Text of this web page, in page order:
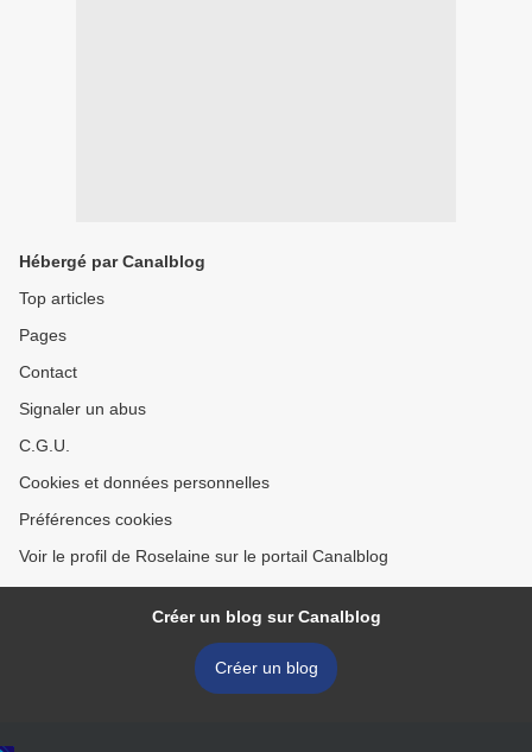
Hébergé par Canalblog
Top articles
Pages
Contact
Signaler un abus
C.G.U.
Cookies et données personnelles
Préférences cookies
Voir le profil de Roselaine sur le portail Canalblog
Créer un blog sur Canalblog
Créer un blog